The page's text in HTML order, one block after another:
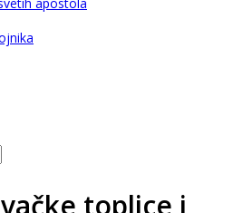
toplice i